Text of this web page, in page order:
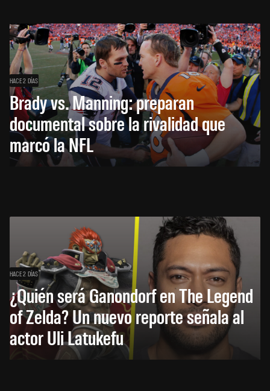
HACE 2 DÍAS
Brady vs. Manning: preparan
documental sobre la rivalidad que
marcó la NFL
HACE 2 DÍAS
¿Quién será Ganondorf en The Legend
of Zelda? Un nuevo reporte señala al
actor Uli Latukefu